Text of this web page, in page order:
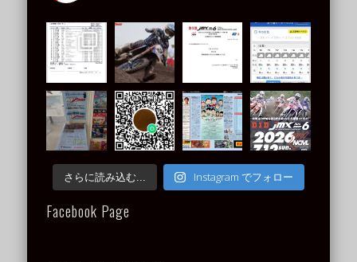
さらに読み込む... Instagram でフォロー
Facebook Page